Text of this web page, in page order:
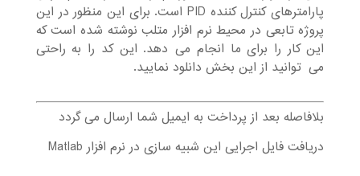
پارامترهای کنترل کننده PID است. برای این منظور در این
پروژه تابعی در محیط نرم افزار متلب نوشته شده است که
این کار را برای ما انجام می¬دهد. این کد را به راحتی
می¬توانید از این بخش دانلود نمایید.
بلافاصله بعد از پرداخت به ایمیل شما ارسال می گردد
دریافت فایل اجرایی این شبیه سازی در نرم افزار Matlab